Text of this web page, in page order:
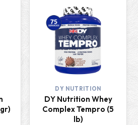
DY NUTRITION
DY Nutrition Whey
Complex Tempro (5
lb)